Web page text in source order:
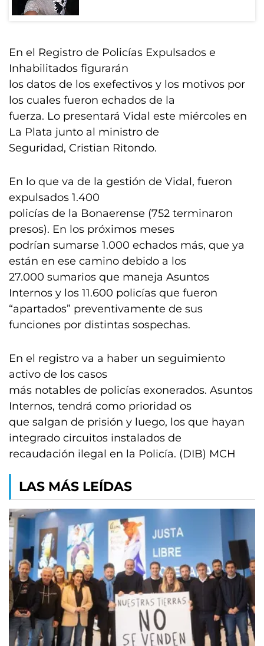
En el Registro de Policías Expulsados e
Inhabilitados figurarán
los datos de los exefectivos y los motivos por
los cuales fueron echados de la
fuerza. Lo presentará Vidal este miércoles en
La Plata junto al ministro de
Seguridad, Cristian Ritondo.
En lo que va de la gestión de Vidal, fueron
expulsados 1.400
policías de la Bonaerense (752 terminaron
presos). En los próximos meses
podrían sumarse 1.000 echados más, que ya
están en ese camino debido a los
27.000 sumarios que maneja Asuntos
Internos y los 11.600 policías que fueron
“apartados” preventivamente de sus
funciones por distintas sospechas.
En el registro va a haber un seguimiento
activo de los casos
más notables de policías exonerados. Asuntos
Internos, tendrá como prioridad os
que salgan de prisión y luego, los que hayan
integrado circuitos instalados de
recaudación ilegal en la Policía. (DIB) MCH
LAS MÁS LEÍDAS